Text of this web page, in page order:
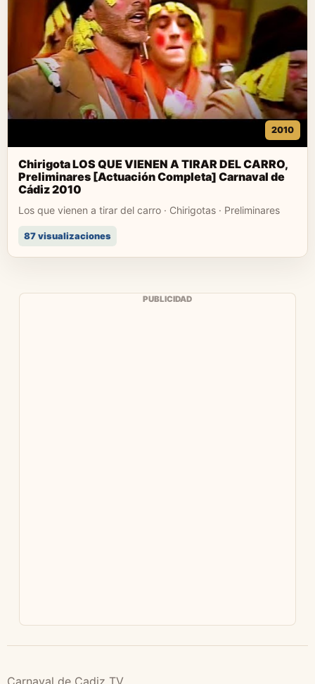
2010
Chirigota LOS QUE VIENEN A TIRAR DEL CARRO,
Preliminares [Actuación Completa] Carnaval de
Cádiz 2010
Los que vienen a tirar del carro · Chirigotas · Preliminares
87 visualizaciones
PUBLICIDAD
Carnaval de Cadiz TV